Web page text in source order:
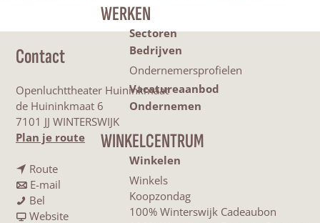
WERKEN
Sectoren
Bedrijven
Ondernemersprofielen
Vacatureaanbod
Ondernemen
WINKELCENTRUM
Winkelen
Winkels
Koopzondag
100% Winterswijk Cadeaubon
Contact
Openluchttheater Huininkmaat
de Huininkmaat 6
7101 JJ WINTERSWIJK
Plan je routen
Routen
a
r
E-mail
a
Bel
p
Websitev